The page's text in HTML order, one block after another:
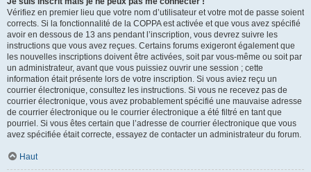
Vérifiez en premier lieu que votre nom d’utilisateur et votre mot de passe soient
corrects. Si la fonctionnalité de la COPPA est activée et que vous avez spécifié
avoir en dessous de 13 ans pendant l’inscription, vous devrez suivre les
instructions que vous avez reçues. Certains forums exigeront également que
les nouvelles inscriptions doivent être activées, soit par vous-même ou soit par
un administrateur, avant que vous puissiez ouvrir une session ; cette
information était présente lors de votre inscription. Si vous aviez reçu un
courrier électronique, consultez les instructions. Si vous ne recevez pas de
courrier électronique, vous avez probablement spécifié une mauvaise adresse
de courrier électronique ou le courrier électronique a été filtré en tant que
pourriel. Si vous êtes certain que l’adresse de courrier électronique que vous
avez spécifiée était correcte, essayez de contacter un administrateur du forum.
Haut